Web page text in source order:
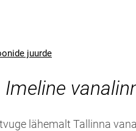
juurde
Imeline
lähemalt Tallinna